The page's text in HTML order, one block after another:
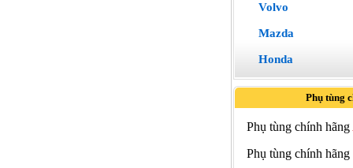
Volvo
Mazda
Honda
Phụ tùng
Phụ tùng chính hãng
Phụ tùng chính hãng